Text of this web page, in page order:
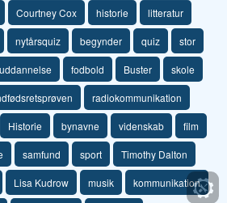
Courtney Cox historie litteratur
nytårsquiz begynder quiz stor
uddannelse fodbold Buster skole
radiokommunikation
Historie bynavne videnskab film
samfund sport Timothy Dalton
Lisa Kudrow musik kommunikation